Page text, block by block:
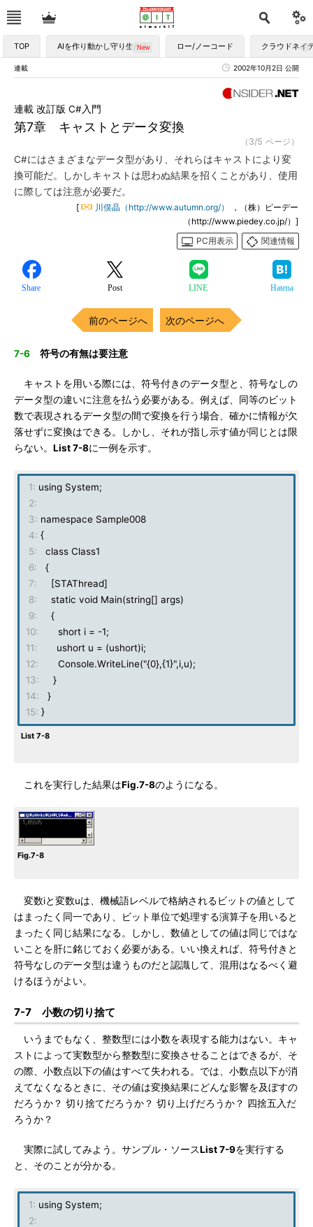
TOP AIを作り動かし守り生かす ロー/ノーコード クラウドネイ
連載 2002年10月2日 公開
第7章 キャストとデータ変換
連載 改訂版 C#入門
（3/5 ページ）
C#にはさまざまなデータ型があり、それらはキャストにより変
換可能だ。しかしキャストは思わぬ結果を招くことがあり、使用
に際しては注意が必要だ。
[ 川俣晶（http://www.autumn.org/）
，（株）ピーデー
（http://www.piedey.co.jp/）]
PC用表示
関連情報
Share Post LINE Hatena
前のページへ 次のページへ
7-6 符号の有無は要注意
キャストを用いる際には、符号付きのデータ型と、符号なしの
データ型の違いに注意を払う必要がある。例えば、同等のビット
数で表現されるデータ型の間で変換を行う場合、確かに情報が欠
落せずに変換はできる。しかし、それが指し示す値が同じとは限
らない。 List 7-8に一例を示す。
1: using System;
2:
3: namespace Sample008
4: {
5:
class Class1
6:
{
7:
[STAThread]
8:
static void Main(string[] args)
9:
{
10:
short i = -1;
11:
ushort u = (ushort)i;
12:
Console.WriteLine("{0},{1}",i,u);
13:
}
14:
}
15: }
List 7-8
これを実行した結果はFig.7-8のようになる。
Fig.7-8
変数iと変数uは、機械語レベルで格納されるビットの値として
はまったく同一であり、ビット単位で処理する演算子を用いると
まったく同じ結果になる。しかし、数値としての値は同じではな
いことを肝に銘じておく必要がある。いい換えれば、符号付きと
符号なしのデータ型は違うものだと認識して、混用はなるべく避
けるほうがよい。
7-7 小数の切り捨て
いうまでもなく、整数型には小数を表現する能力はない。キャ
ストによって実数型から整数型に変換させることはできるが、そ
の際、小数点以下の値はすべて失われる。では、小数点以下が消
えてなくなるときに、その値は変換結果にどんな影響を及ぼすの
だろうか？ 切り捨てだろうか？ 切り上げだろうか？ 四捨五入だ
ろうか？
実際に試してみよう。サンプル・ソースList 7-9を実行する
と、そのことが分かる。
1: using System;
2: